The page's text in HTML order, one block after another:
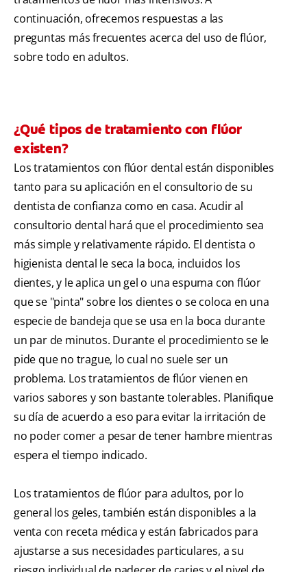
continuación, ofrecemos respuestas a las
preguntas más frecuentes acerca del uso de flúor,
sobre todo en adultos.
¿Qué tipos de tratamiento con flúor
existen?
Los tratamientos con flúor dental están disponibles
tanto para su aplicación en el consultorio de su
dentista de confianza como en casa. Acudir al
consultorio dental hará que el procedimiento sea
más simple y relativamente rápido. El dentista o
higienista dental le seca la boca, incluidos los
dientes, y le aplica un gel o una espuma con flúor
que se "pinta" sobre los dientes o se coloca en una
especie de bandeja que se usa en la boca durante
un par de minutos. Durante el procedimiento se le
pide que no trague, lo cual no suele ser un
problema. Los tratamientos de flúor vienen en
varios sabores y son bastante tolerables. Planifique
su día de acuerdo a eso para evitar la irritación de
no poder comer a pesar de tener hambre mientras
espera el tiempo indicado.
Los tratamientos de flúor para adultos, por lo
general los geles, también están disponibles a la
venta con receta médica y están fabricados para
ajustarse a sus necesidades particulares, a su